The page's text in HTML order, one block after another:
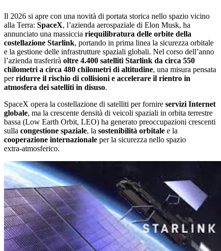
Il 2026 si apre con una novità di portata storica nello spazio vicino
alla Terra: SpaceX, l’azienda aerospaziale di Elon Musk, ha
annunciato una massiccia riequilibratura delle orbite della
costellazione Starlink, portando in prima linea la sicurezza orbitale
e la gestione delle infrastrutture spaziali globali. Nel corso dell’anno
l’azienda trasferirà oltre 4.400 satelliti Starlink da circa 550
chilometri a circa 480 chilometri di altitudine, una misura pensata
perridurre il rischio di collisioni e accelerare il rientro in
atmosfera dei satelliti in disuso.
SpaceX opera la costellazione di satelliti per fornire servizi Internet
globale, ma la crescente densità di veicoli spaziali in orbita terrestre
bassa (Low Earth Orbit, LEO) ha generato preoccupazioni crescenti
sulla congestione spaziale, la sostenibilità orbitale e la
cooperazione internazionale per la sicurezza nello spazio
extra‑atmosferico.